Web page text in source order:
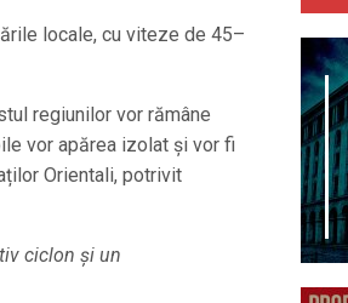
locale, cu viteze de 45–
regiunilor vor rămâne
vor apărea izolat și vor fi
Orientali, potrivit
ciclon și un